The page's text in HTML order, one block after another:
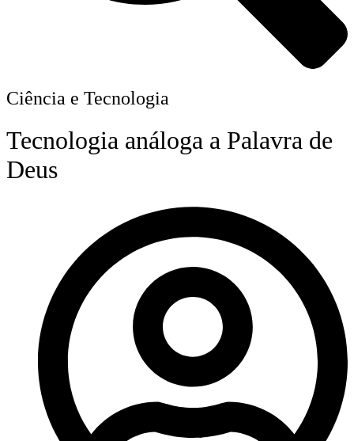
Ciência e Tecnologia
Tecnologia análoga a Palavra de
Deus